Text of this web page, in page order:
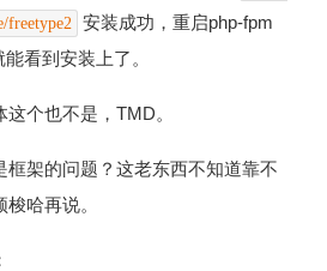
freetype2
安装成功，重启php-fpm
能看到安装上了。
个也不是，TMD。
框架的问题？这老东西不知道靠不
哈再说。